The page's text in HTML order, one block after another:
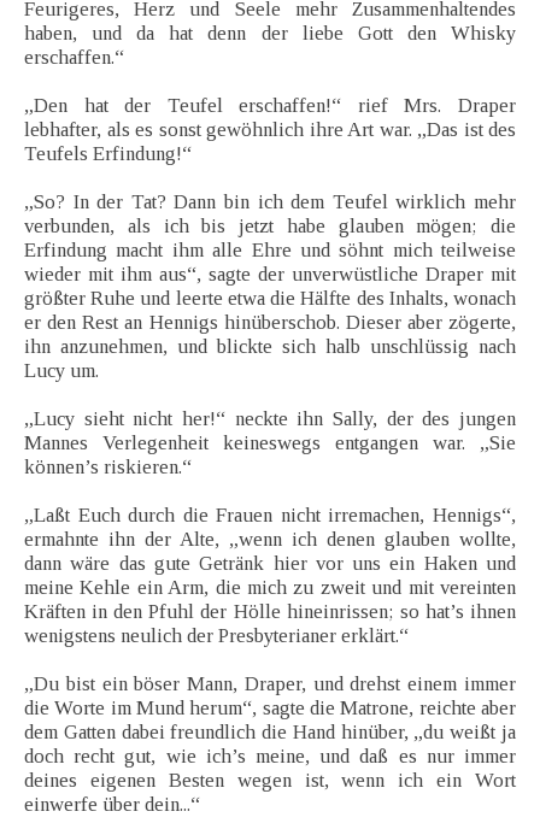
Feurigeres, Herz und Seele mehr Zusammenhaltendes
haben, und da hat denn der liebe Gott den Whisky
erschaffen.“
„Den hat der Teufel erschaffen!“ rief Mrs. Draper
lebhafter, als es sonst gewöhnlich ihre Art war. „Das ist des
Teufels Erfindung!“
„So? In der Tat? Dann bin ich dem Teufel wirklich mehr
verbunden, als ich bis jetzt habe glauben mögen; die
Erfindung macht ihm alle Ehre und söhnt mich teilweise
wieder mit ihm aus“, sagte der unverwüstliche Draper mit
größter Ruhe und leerte etwa die Hälfte des Inhalts, wonach
er den Rest an Hennigs hinüberschob. Dieser aber zögerte,
ihn anzunehmen, und blickte sich halb unschlüssig nach
Lucy um.
„Lucy sieht nicht her!“ neckte ihn Sally, der des jungen
Mannes Verlegenheit keineswegs entgangen war. „Sie
können’s riskieren.“
„Laßt Euch durch die Frauen nicht irremachen, Hennigs“,
ermahnte ihn der Alte, „wenn ich denen glauben wollte,
dann wäre das gute Getränk hier vor uns ein Haken und
meine Kehle ein Arm, die mich zu zweit und mit vereinten
Kräften in den Pfuhl der Hölle hineinrissen; so hat’s ihnen
wenigstens neulich der Presbyterianer erklärt.“
„Du bist ein böser Mann, Draper, und drehst einem immer
die Worte im Mund herum“, sagte die Matrone, reichte aber
dem Gatten dabei freundlich die Hand hinüber, „du weißt ja
doch recht gut, wie ich’s meine, und daß es nur immer
deines eigenen Besten wegen ist, wenn ich ein Wort
einwerfe über dein...“